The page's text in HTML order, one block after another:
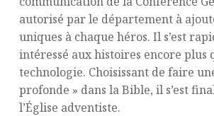
autorisé par le département à
uniques à chaque héros. Il s’est
intéressé aux histoires encore plus
technologie. Choisissant de faire
profonde » dans la Bible, il s’est
l’Église adventiste.